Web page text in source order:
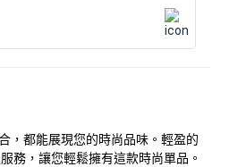
，都能展現您的時尚品味。輕盈的
務，讓您輕鬆擁有這款時尚單品。